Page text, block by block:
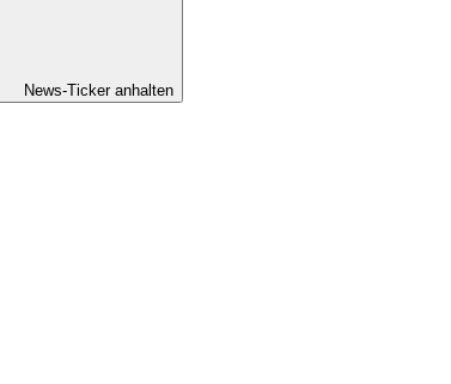
News-Ticker anhalten